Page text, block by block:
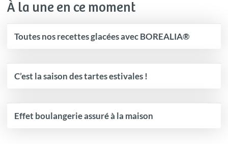
À la une en ce moment
Toutes nos recettes glacées avec BOREALIA®
C’est la saison des tartes estivales !
Effet boulangerie assuré à la maison